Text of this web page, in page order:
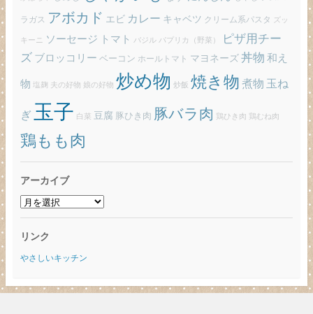
ラガス アボカド エビ カレー キャベツ クリーム系パスタ ズッ
キーニ ソーセージ トマト バジル パプリカ（野菜）
ピザ用チー
ズ ブロッコリー ベーコン ホールトマト マヨネーズ丼物 和え
物 塩麹 夫の好物 娘の好物 炒め物 炒飯 焼き物煮物 玉ね
ぎ 玉子 白菜 豆腐 豚ひき肉 豚バラ肉 鶏ひき肉 鶏むね肉
鶏もも肉
アーカイブ
ア
イ
ブ
リンク
やさしいキッチン